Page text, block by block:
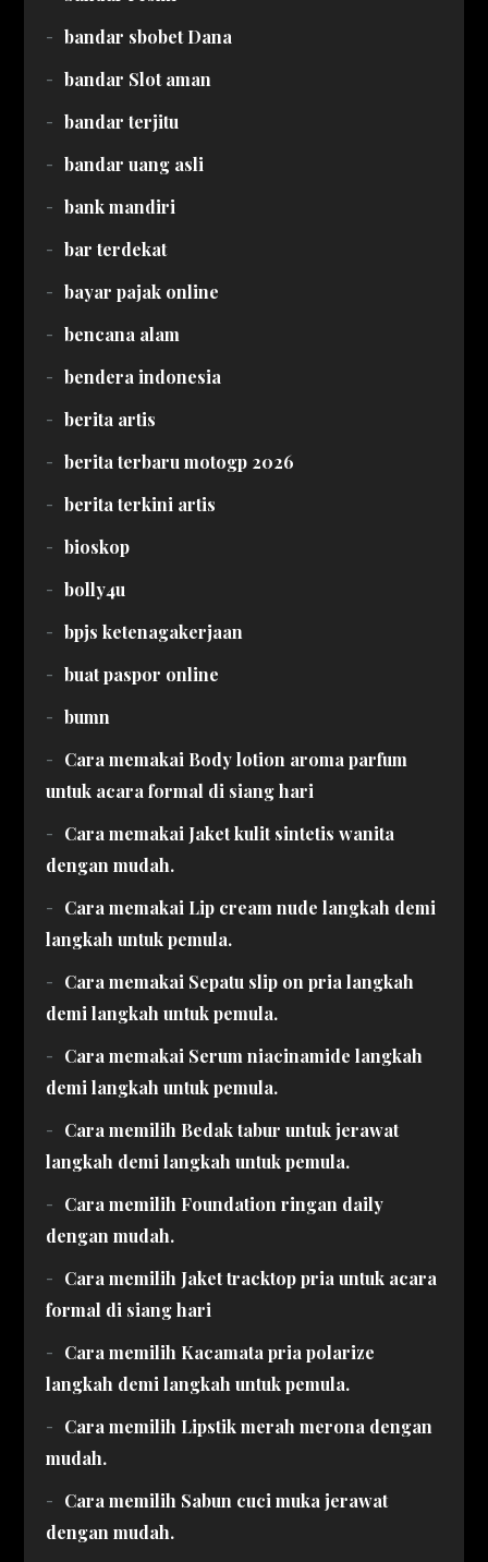
bandar sbobet Dana
bandar Slot aman
bandar terjitu
bandar uang asli
bank mandiri
bar terdekat
bayar pajak online
bencana alam
bendera indonesia
berita artis
berita terbaru motogp 2026
berita terkini artis
bioskop
bolly4u
bpjs ketenagakerjaan
buat paspor online
bumn
Cara memakai Body lotion aroma parfum
untuk acara formal di siang hari
Cara memakai Jaket kulit sintetis wanita
dengan mudah.
Cara memakai Lip cream nude langkah demi
langkah untuk pemula.
Cara memakai Sepatu slip on pria langkah
demi langkah untuk pemula.
Cara memakai Serum niacinamide langkah
demi langkah untuk pemula.
Cara memilih Bedak tabur untuk jerawat
langkah demi langkah untuk pemula.
Cara memilih Foundation ringan daily
dengan mudah.
Cara memilih Jaket tracktop pria untuk acara
formal di siang hari
Cara memilih Kacamata pria polarize
langkah demi langkah untuk pemula.
Cara memilih Lipstik merah merona dengan
mudah.
Cara memilih Sabun cuci muka jerawat
dengan mudah.